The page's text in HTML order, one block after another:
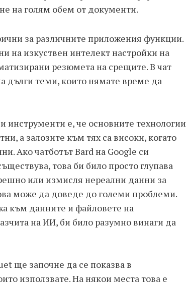
на голям обем от документи.
за различните приложения функции.
на изкуствен интелект настройки на
резюмета на срещите. В чат
дълги теми, които нямате време да
инструменти е, че основните технологии
а залозите към тях са високи, когато
Ако чатботът Bard на Google си
това би било просто глупава
или измисля нереални данни за
може да доведе до големи проблеми.
към данните и файловете на
на ИИ, би било разумно винаги да
ще започне да се показва в
използвате. На някои места това е